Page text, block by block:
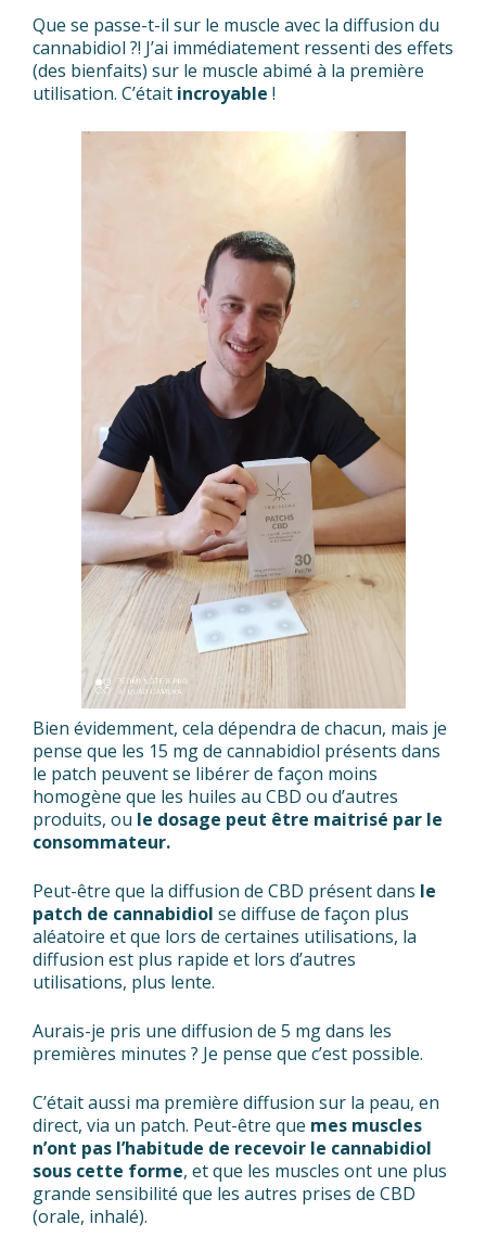
Que se passe-t-il sur le muscle avec la diffusion du
cannabidiol ?! J’ai immédiatement ressenti des effets
(des bienfaits) sur le muscle abimé à la première
utilisation. C’était incroyable !
Bien évidemment, cela dépendra de chacun, mais je
pense que les 15 mg de cannabidiol présents dans
le patch peuvent se libérer de façon moins
homogène que les huiles au CBD ou d’autres
produits, ou le dosage peut être maitrisé par le
consommateur.
Peut-être que la diffusion de CBD présent dans le
patch de cannabidiol se diffuse de façon plus
aléatoire et que lors de certaines utilisations, la
diffusion est plus rapide et lors d’autres
utilisations, plus lente.
Aurais-je pris une diffusion de 5 mg dans les
premières minutes ? Je pense que c’est possible.
C’était aussi ma première diffusion sur la peau, en
direct, via un patch. Peut-être que mes muscles
n’ont pas l’habitude de recevoir le cannabidiol
sous cette forme, et que les muscles ont une plus
grande sensibilité que les autres prises de CBD
(orale, inhalé).